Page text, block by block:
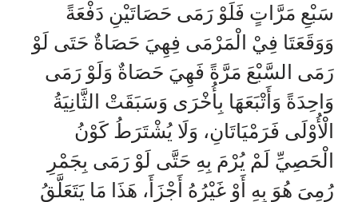
سَبْعِ مَرَّاتٍ فَلَوْ رَمَى حَصَاتَيْنِ دَفْعَةً
وَوَقَعَتَا فِيْ الْمَرْمَى فِهِيَ حَصَاةٌ حَتَى لَوْ
رَمَى السَّبْعَ مَرَّةً فَهِيَ حَصَاةٌ وَلَوْ رَمَى
وَاحِدَةً وَأَتْبَعَهَا بِأُخْرَى وَسَبَقَتْ الثَّانِيَةُ
الْأُوْلَى فَرَمْيَاتَانِ، وَلَا يُشْتَرَطُ كَوْنُ
الْحَصِيِّ لَمْ يُرْمَ بِهِ حَتَّى لَوْ رَمَى بِجَمْرِ
رُمِىَ هُوَ بِهِ أَوْ غَيْرُهُ أَجْزَأَ، هَذَا مَا يَتَعَلَّقُ